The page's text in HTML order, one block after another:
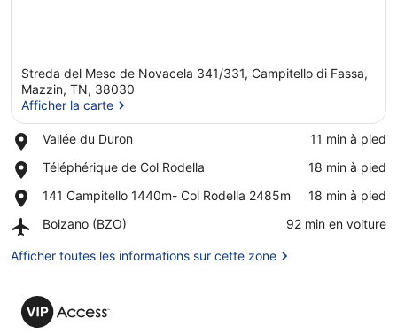
Streda del Mesc de Novacela 341/331, Campitello di Fassa,
Mazzin, TN, 38030
Afficher la carte
Vallée du Duron
Place,
du
‪11 min à pied‬
Téléphérique de Col Rodella
Place,
de
Rodella
‪18 min à pied‬
141 Campitello 1440m- Col Rodella 2485m
Place,
Campitello
Col
‪18 min à pied‬
Bolzano (BZO)
Airport,
(BZO)
‪92 min en voiture‬
Afficher toutes les informations sur cette zone
VIP
Access